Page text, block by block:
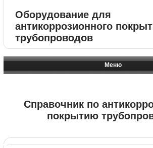
Оборудование для
антикоррозионного
трубопроводов
Меню
Справочник по
покрытию